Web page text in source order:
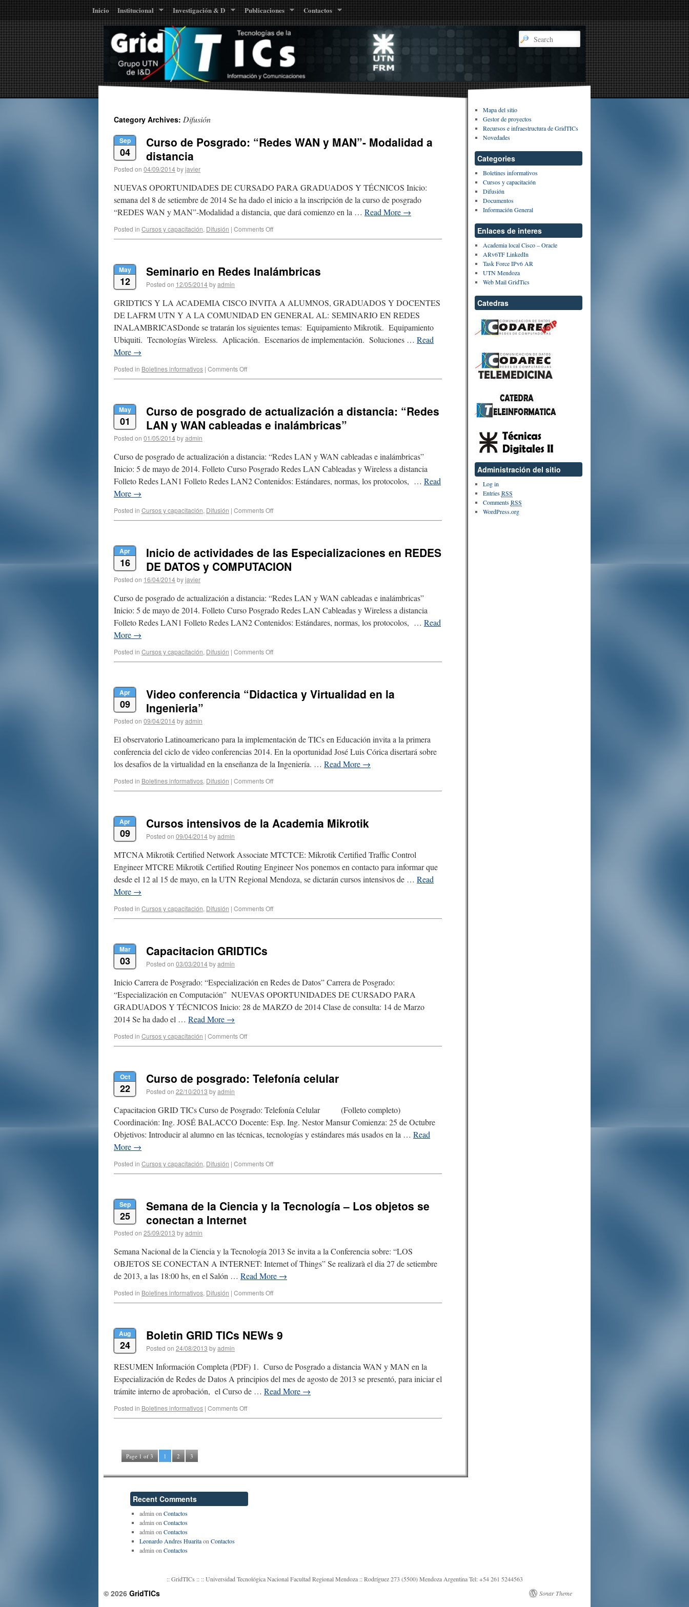
Inicio Institucional Investigación & D Publicaciones Contactos
Category Archives: Difusión
Sep
04
Curso de Posgrado: “Redes WAN y MAN”- Modalidad a
distancia
Posted on 04/09/2014byjavier
NUEVAS OPORTUNIDADES DE CURSADO PARA GRADUADOS Y TÉCNICOS Inicio:
semana del 8 de setiembre de 2014 Se ha dado el inicio a la inscripción de la curso de posgrado
“REDES WAN y MAN”-Modalidad a distancia, que dará comienzo en la … Read More →
Posted in Cursos y capacitación, Difusión | Comments Off
May
12
Seminario en Redes Inalámbricas
Posted on 12/05/2014byadmin
GRIDTICS Y LA ACADEMIA CISCO INVITA A ALUMNOS, GRADUADOS Y DOCENTES
DE LAFRM UTN Y A LA COMUNIDAD EN GENERAL AL: SEMINARIO EN REDES
INALAMBRICASDonde se tratarán los siguientes temas: Equipamiento Mikrotik. Equipamiento
Ubiquiti. Tecnologías Wireless. Aplicación. Escenarios de implementación. Soluciones … Read
More →
Posted in Boletines informativos | Comments Off
May
01
Curso de posgrado de actualización a distancia: “Redes
LAN y WAN cableadas e inalámbricas”
Posted on 01/05/2014byadmin
Curso de posgrado de actualización a distancia: “Redes LAN y WAN cableadas e inalámbricas”
Inicio: 5 de mayo de 2014. Folleto Curso Posgrado Redes LAN Cableadas y Wireless a distancia
Folleto Redes LAN1 Folleto Redes LAN2 Contenidos: Estándares, normas, los protocolos, … Read
More →
Posted in Cursos y capacitación, Difusión | Comments Off
Apr
16
Inicio de actividades de las Especializaciones en REDES
DE DATOS y COMPUTACION
Posted on 16/04/2014byjavier
Curso de posgrado de actualización a distancia: “Redes LAN y WAN cableadas e inalámbricas”
Inicio: 5 de mayo de 2014. Folleto Curso Posgrado Redes LAN Cableadas y Wireless a distancia
Folleto Redes LAN1 Folleto Redes LAN2 Contenidos: Estándares, normas, los protocolos, … Read
More →
Posted in Cursos y capacitación, Difusión | Comments Off
Apr
09
Video conferencia “Didactica y Virtualidad en la
Ingenieria”
Posted on 09/04/2014byadmin
El observatorio Latinoamericano para la implementación de TICs en Educación invita a la primera
conferencia del ciclo de video conferencias 2014. En la oportunidad José Luis Córica disertará sobre
los desafíos de la virtualidad en la enseñanza de la Ingeniería. … Read More →
Posted in Boletines informativos, Difusión | Comments Off
Apr
09
Cursos intensivos de la Academia Mikrotik
Posted on 09/04/2014byadmin
MTCNA Mikrotik Certified Network Associate MTCTCE: Mikrotik Certified Traffic Control
Engineer MTCRE Mikrotik Certified Routing Engineer Nos ponemos en contacto para informar que
desde el 12 al 15 de mayo, en la UTN Regional Mendoza, se dictarán cursos intensivos de … Read
More →
Posted in Cursos y capacitación, Difusión | Comments Off
Mar
03
Capacitacion GRIDTICs
Posted on 03/03/2014byadmin
Inicio Carrera de Posgrado: “Especialización en Redes de Datos” Carrera de Posgrado:
“Especialización en Computación” NUEVAS OPORTUNIDADES DE CURSADO PARA
GRADUADOS Y TÉCNICOS Inicio: 28 de MARZO de 2014 Clase de consulta: 14 de Marzo
2014 Se ha dado el … Read More →
Posted in Cursos y capacitación | Comments Off
Oct
22
Curso de posgrado: Telefonía celular
Posted on 22/10/2013 byadmin
Capacitacion GRID TICs Curso de Posgrado: Telefonía Celular (Folleto completo)
Coordinación: Ing. JOSÉ BALACCO Docente: Esp. Ing. Nestor Mansur Comienza: 25 de Octubre
Objetivos: Introducir al alumno en las técnicas, tecnologías y estándares más usados en la … Read
More →
Posted in Cursos y capacitación, Difusión | Comments Off
Sep
25
Semana de la Ciencia y la Tecnología – Los objetos se
conectan a Internet
Posted on 25/09/2013 byadmin
Semana Nacional de la Ciencia y la Tecnología 2013 Se invita a la Conferencia sobre: “LOS
OBJETOS SE CONECTAN A INTERNET: Internet of Things” Se realizarà el dia 27 de setiembre
de 2013, a las 18:00 hs, en el Salón … Read More →
Posted in Boletines informativos, Difusión | Comments Off
Aug
24
Boletin GRID TICs NEWs 9
Posted on 24/08/2013 byadmin
RESUMEN Información Completa (PDF) 1. Curso de Posgrado a distancia WAN y MAN en la
Especialización de Redes de Datos A principios del mes de agosto de 2013 se presentó, para iniciar el
trámite interno de aprobación, el Curso de … Read More →
Posted in Boletines informativos | Comments Off
Page 1 of 3 1 2 3
Mapa del sitio
Gestor de proyectos
Recursos e infraestructura de GridTICs
Novedades
Categories
Boletines informativos
Cursos y capacitación
Difusión
Documentos
Información General
Enlaces de interes
Academia local Cisco – Oracle
ARv6TF LinkedIn
Task Force IPv6 AR
UTN Mendoza
Web Mail GridTics
Catedras
Administración del sitio
Log in
EntriesRSS
CommentsRSS
WordPress.org
Recent Comments
admin on Contactos
admin on Contactos
admin on Contactos
Leonardo Andres Huaritaon Contactos
admin on Contactos
:: GridTICs :: :: Universidad Tecnológica Nacional Facultad Regional Mendoza :: Rodríguez 273 (5500) Mendoza Argentina Tel: +54 261 5244563
© 2026 GridTICs Sonar Theme